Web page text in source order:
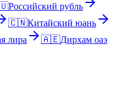
Российский рубль
🇨🇳Китайский юань
лира 🇦🇪Дирхам оаэ